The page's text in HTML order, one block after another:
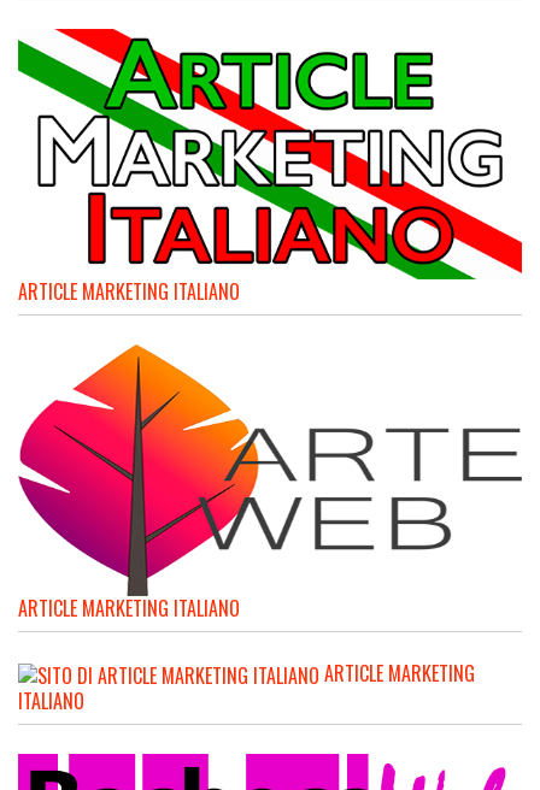
ARTICLE MARKETING ITALIANO
ARTICLE MARKETING ITALIANO
ARTICLE MARKETING
ITALIANO